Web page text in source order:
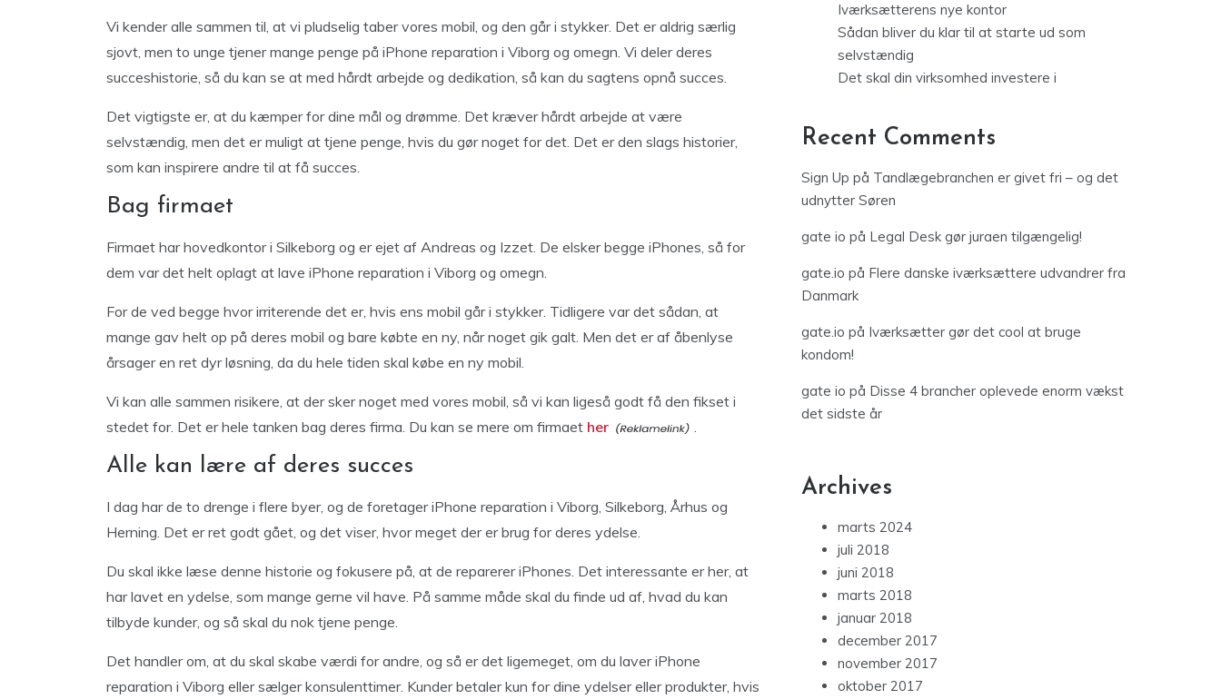
Vi kender alle sammen til, at vi pludselig taber vores mobil, og den går i stykker. Det er aldrig særlig
sjovt, men to unge tjener mange penge på iPhone reparation i Viborg og omegn. Vi deler deres
succeshistorie, så du kan se at med hårdt arbejde og dedikation, så kan du sagtens opnå succes.
Det vigtigste er, at du kæmper for dine mål og drømme. Det kræver hårdt arbejde at være
selvstændig, men det er muligt at tjene penge, hvis du gør noget for det. Det er den slags historier,
som kan inspirere andre til at få succes.
Bag firmaet
Firmaet har hovedkontor i Silkeborg og er ejet af Andreas og Izzet. De elsker begge iPhones, så for
dem var det helt oplagt at lave iPhone reparation i Viborg og omegn.
For de ved begge hvor irriterende det er, hvis ens mobil går i stykker. Tidligere var det sådan, at
mange gav helt op på deres mobil og bare købte en ny, når noget gik galt. Men det er af åbenlyse
årsager en ret dyr løsning, da du hele tiden skal købe en ny mobil.
Vi kan alle sammen risikere, at der sker noget med vores mobil, så vi kan ligeså godt få den fikset i
stedet for. Det er hele tanken bag deres firma. Du kan se mere om firmaet her .
Alle kan lære af deres succes
I dag har de to drenge i flere byer, og de foretager iPhone reparation i Viborg, Silkeborg, Århus og
Herning. Det er ret godt gået, og det viser, hvor meget der er brug for deres ydelse.
Du skal ikke læse denne historie og fokusere på, at de reparerer iPhones. Det interessante er her, at
har lavet en ydelse, som mange gerne vil have. På samme måde skal du finde ud af, hvad du kan
tilbyde kunder, og så skal du nok tjene penge.
Det handler om, at du skal skabe værdi for andre, og så er det ligemeget, om du laver iPhone
reparation i Viborg eller sælger konsulenttimer. Kunder betaler kun for dine ydelser eller produkter, hvis
Iværksætterens nye kontor
Sådan bliver du klar til at starte ud som
selvstændig
Det skal din virksomhed investere i
Recent Comments
Sign Up på Tandlægebranchen er givet fri – og det
udnytter Søren
gate io på Legal Desk gør juraen tilgængelig!
gate.io på Flere danske iværksættere udvandrer fra
Danmark
gate.io på Iværksætter gør det cool at bruge
kondom!
gate io på Disse 4 brancher oplevede enorm vækst
det sidste år
Archives
marts 2024
juli 2018
juni 2018
marts 2018
januar 2018
december 2017
november 2017
oktober 2017